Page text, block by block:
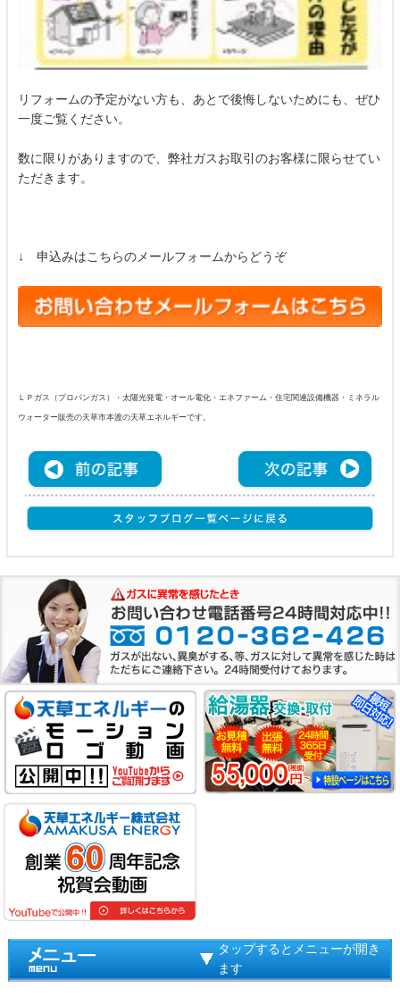
リフォームの予定がない方も、あとで後悔しないためにも、ぜひ
一度ご覧ください。
数に限りがありますので、弊社ガスお取引のお客様に限らせてい
ただきます。
↓ 申込みはこちらのメールフォームからどうぞ
ＬＰガス（プロパンガス）・太陽光発電・オール電化・エネファーム・住宅関連設備機器・ミネラル
ウォーター販売の天草市本渡の天草エネルギーです。
タップするとメニューが開き
ます